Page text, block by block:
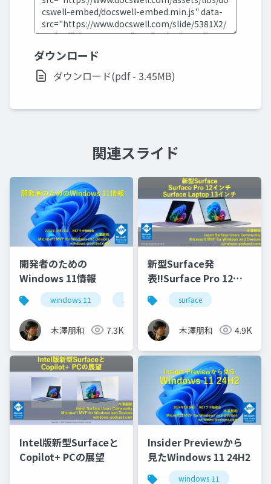
ダウンロード
ダウンロード(pdf - 3.45MB)
関連スライド
開発者のための
Windows 11情報
windows 11 .netラボ
木澤朋和 7.3K
新型Surface発
表!!Surface Pro 12イ
ンチとSurface Laptop
13インチ
surface
木澤朋和 4.9K
Intel版新型Surfaceと
Copilot+ PCの展望
Insider Previewから
見たWindows 11 24H2
windows 11